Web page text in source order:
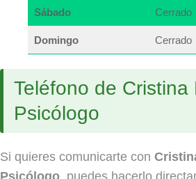
Sábado Cerrado
Domingo Cerrado
Teléfono de Cristina
Psicólogo
Si quieres comunicarte con